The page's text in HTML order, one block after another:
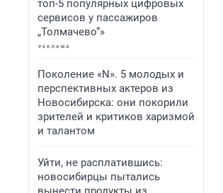
топ-5 популярных цифровых
сервисов у пассажиров
„Толмачево“»
Поколение «N». 5 молодых и
перспективных актеров из
Новосибирска: они покорили
зрителей и критиков харизмой
и талантом
Уйти, не расплатившись:
новосибирцы пытались